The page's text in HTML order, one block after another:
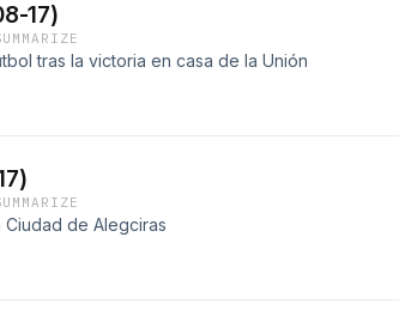
17)
tras la victoria en casa de la Unión
de Alegciras